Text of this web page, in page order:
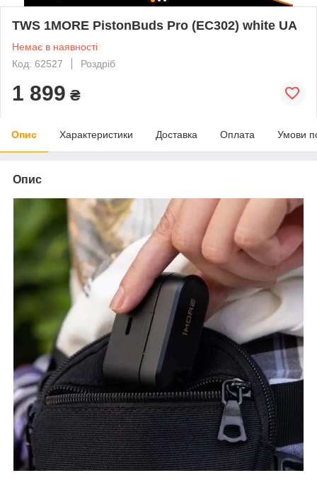
TWS 1MORE PistonBuds Pro (EC302) white UA
Немає в наявності
Код: 62527
Роздріб
1 899 ₴
Опис Характеристики Доставка Оплата Умови
Опис